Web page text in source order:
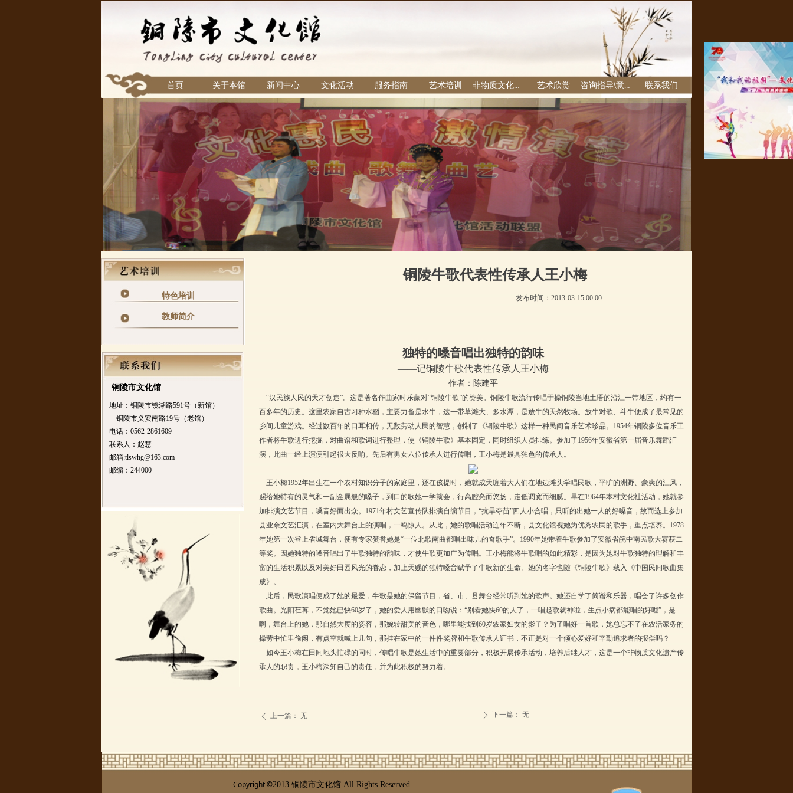
首页 关于本馆 新闻中心 文化活动 服务指南 艺术培训 非物质文化遗产 艺术欣赏 咨询指导\意见反馈栏 联系我们
铜陵牛歌代表性传承人王小梅
独特的嗓音唱出独特的韵味
——记铜陵牛歌代表性传承人王小梅
作者：陈建平
“汉民族人民的天才创造”。这是著名作曲家时乐蒙对“铜陵牛歌”的赞美。铜陵牛歌流行传唱于操铜陵当地土语的沿江一带地区，约有一
百多年的历史。这里农家自古习种水稻，主要力畜是水牛，这一带草滩大、多水潭，是放牛的天然牧场。放牛对歌、斗牛便成了最常见的
乡间儿童游戏。经过数百年的口耳相传，无数劳动人民的智慧，创制了《铜陵牛歌》这样一种民间音乐艺术珍品。 1954年铜陵多位音乐工
作者将牛歌进行挖掘，对曲谱和歌词进行整理，使《铜陵牛歌》基本固定，同时组织人员排练。参加了 1956年安徽省第一届音乐舞蹈汇
演，此曲一经上演便引起很大反响。先后有男女六位传承人进行传唱，王小梅是最具独色的传承人。
王小梅1952年出生在一个农村知识分子的家庭里，还在孩提时，她就成天缠着大人们在地边滩头学唱民歌，平旷的洲野、豪爽的江风，
赐给她特有的灵气和一副金属般的嗓子，到口的歌她一学就会，行高腔亮而悠扬，走低调宽而细腻。早在1964年本村文化社活动，她就参
加排演文艺节目，嗓音好而出众。 1971年村文艺宣传队排演自编节目，“抗旱夺苗”四人小合唱，只听的出她一人的好嗓音，故而选上参加
县业余文艺汇演，在室内大舞台上的演唱，一鸣惊人。从此，她的歌唱活动连年不断，县文化馆视她为优秀农民的歌手，重点培养。 1978
年她第一次登上省城舞台，便有专家赞誉她是“一位北歌南曲都唱出味儿的奇歌手”。 1990年她带着牛歌参加了安徽省皖中南民歌大赛获二
等奖。因她独特的嗓音唱出了牛歌独特的韵味，才使牛歌更加广为传唱。王小梅能将牛歌唱的如此精彩，是因为她对牛歌独特的理解和丰
富的生活积累以及对美好田园风光的眷恋，加上天赐的独特嗓音赋予了牛歌新的生命。她的名字也随《铜陵牛歌》载入《中国民间歌曲集
成》。
此后，民歌演唱便成了她的最爱，牛歌是她的保留节目，省、市、县舞台经常听到她的歌声。她还自学了简谱和乐器，唱会了许多创作
歌曲。光阳荏苒，不觉她已快60岁了，她的爱人用幽默的口吻说：“别看她快60的人了，一唱起歌就神啦，生点小病都能唱的好哩”，是
啊，舞台上的她，那自然大度的姿容，那婉转甜美的音色，哪里能找到 60岁农家妇女的影子？为了唱好一首歌，她总忘不了在农活家务的
操劳中忙里偷闲，有点空就喊上几句，那挂在家中的一件件奖牌和牛歌传承人证书，不正是对一个倾心爱好和辛勤追求者的报偿吗？
如今王小梅在田间地头忙碌的同时，传唱牛歌是她生活中的重要部分，积极开展传承活动，培养后继人才，这是一个非物质文化遗产传
承人的职责，王小梅深知自己的责任，并为此积极的努力着。
ꄴ 上一篇： 无 ꄲ 下一篇： 无
发布时间： 2013-03-15 00:00
特色培训
教师简介
铜陵市文化馆
地址：铜陵市镜湖路591号（新馆）
铜陵市义安南路19号（老馆）
电话：0562-2861609
联系人：赵慧
邮箱:tlswhg@163.com
邮编：244000
Copyright ©2013 铜陵市文化馆 All Rights Reserved